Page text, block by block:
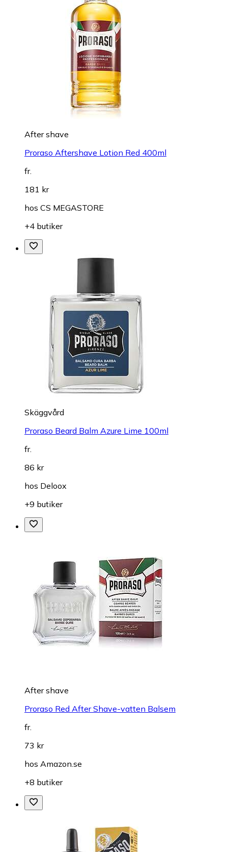
After shave
Proraso Aftershave Lotion Red 400ml
fr.
181 kr
hos CS MEGASTORE
+4 butiker
Skäggvård
Proraso Beard Balm Azure Lime 100ml
fr.
86 kr
hos Deloox
+9 butiker
After shave
Proraso Red After Shave-vatten Balsem
fr.
73 kr
hos Amazon.se
+8 butiker